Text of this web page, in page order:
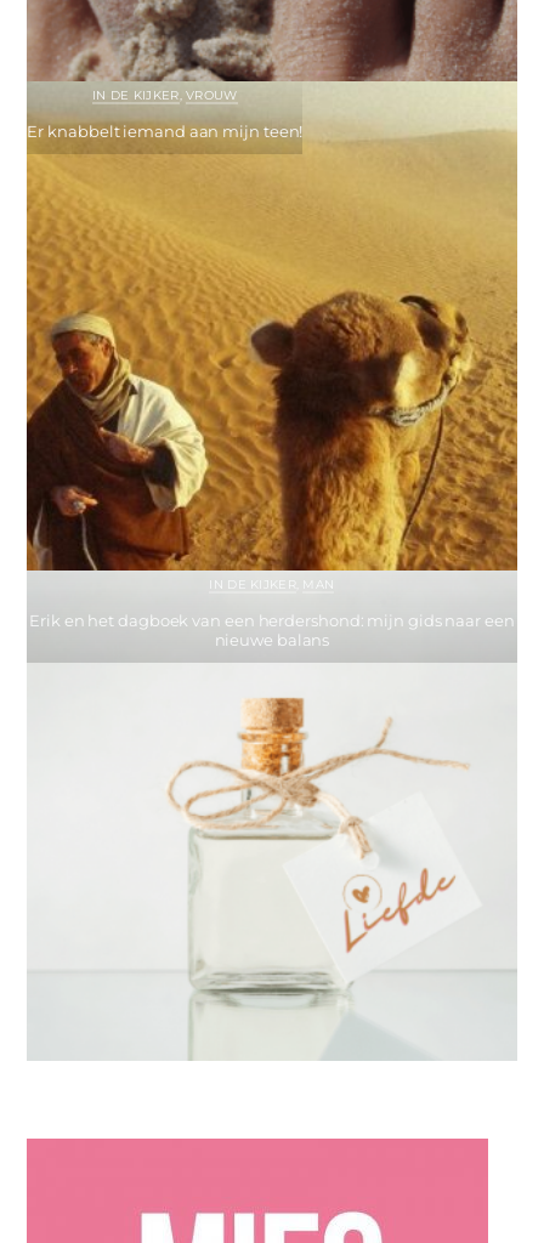
IN DE KIJKER,VROUW
Er knabbelt iemand aan mijn teen!
IN DE KIJKER MAN
Erik en het dagboek van een herdershond: mijn gids naar een
nieuwe balans